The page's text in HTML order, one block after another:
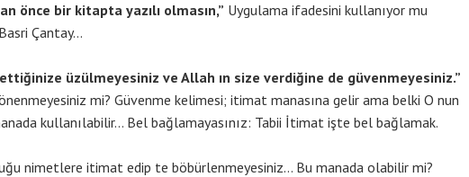
önce bir kitapta yazılı olmasın,” Uygulama ifadesini kullanıyor mu
Çantay…
üzülmeyesiniz ve Allah ın size verdiğine de güvenmeyesiniz.”
mi? Güvenme kelimesi; itimat manasına gelir ama belki O nun
kullanılabilir… Bel bağlamayasınız: Tabii İtimat işte bel bağlamak.
nimetlere itimat edip te böbürlenmeyesiniz… Bu manada olabilir mi?